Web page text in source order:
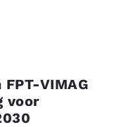
VIMAG
voor